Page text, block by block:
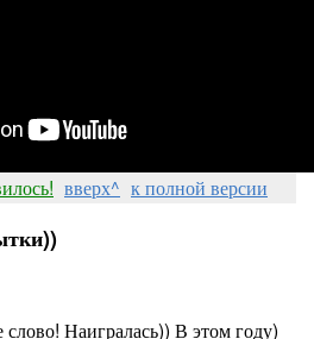
вверх^ к полной версии
слово! Наигралась)) В этом году)